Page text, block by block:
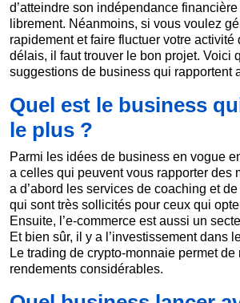
d’atteindre son indépendance
librement. Néanmoins, si vous voulez
rapidement et faire fluctuer votre
délais, il faut trouver le bon projet. Voici
suggestions de business qui rapportent
Quel est le business
le plus ?
Parmi les idées de business en vogue
a celles qui peuvent vous rapporter des
a d’abord les services de coaching et
qui sont très sollicités pour ceux qui
Ensuite, l’e-commerce est aussi un
Et bien sûr, il y a l’investissement dans
Le trading de crypto-monnaie permet de
rendements considérables.